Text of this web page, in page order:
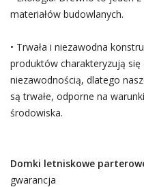
materiałów budowlanych.
• Trwała i niezawodna
produktów charakteryzują się
niezawodnością, dlatego
są trwałe, odporne na
środowiska.
Domki letniskowe
gwarancja